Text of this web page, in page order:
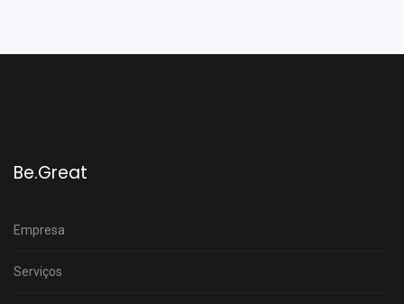
Be.Great
Empresa
Serviços